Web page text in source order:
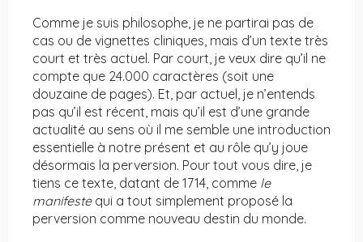
Comme je suis philosophe, je ne partirai pas de
cas ou de vignettes cliniques, mais d’un texte très
court et très actuel. Par court, je veux dire qu’il ne
compte que 24.000 caractères (soit une
douzaine de pages). Et, par actuel, je n’entends
pas qu’il est récent, mais qu’il est d’une grande
actualité au sens où il me semble une introduction
essentielle à notre présent et au rôle qu’y joue
désormais la perversion. Pour tout vous dire, je
tiens ce texte, datant de 1714, comme le
manifeste qui a tout simplement proposé la
perversion comme nouveau destin du monde.